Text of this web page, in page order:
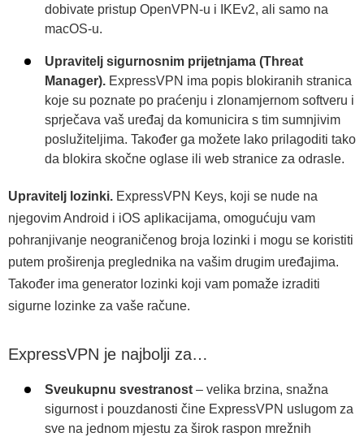
dobivate pristup OpenVPN-u i IKEv2, ali samo na
macOS-u.
Upravitelj sigurnosnim prijetnjama (Threat
Manager). ExpressVPN ima popis blokiranih stranica
koje su poznate po praćenju i zlonamjernom softveru i
sprječava vaš uređaj da komunicira s tim sumnjivim
poslužiteljima. Također ga možete lako prilagoditi tako
da blokira skočne oglase ili web stranice za odrasle.
Upravitelj lozinki. ExpressVPN Keys, koji se nude na
njegovim Android i iOS aplikacijama, omogućuju vam
pohranjivanje neograničenog broja lozinki i mogu se koristiti
putem proširenja preglednika na vašim drugim uređajima.
Također ima generator lozinki koji vam pomaže izraditi
sigurne lozinke za vaše račune.
ExpressVPN je najbolji za…
Sveukupnu svestranost – velika brzina, snažna
sigurnost i pouzdanosti čine ExpressVPN uslugom za
sve na jednom mjestu za širok raspon mrežnih